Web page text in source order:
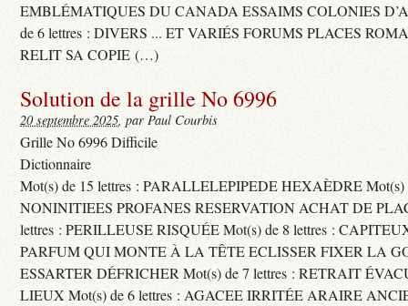
EMBLÉMATIQUES DU CANADA ESSAIMS COLONIES
de 6 lettres : DIVERS ... ET VARIÉS FORUMS PLACES
RELIT SA COPIE (…)
Solution de la grille No 6996
20 septembre 2025, par Paul Courbis
Grille No 6996 Difficile
Dictionnaire
Mot(s) de 15 lettres : PARALLELEPIPEDE HEXAÈDRE Mot(s)
NONINITIEES PROFANES RESERVATION ACHAT DE
lettres : PERILLEUSE RISQUÉE Mot(s) de 8 lettres :
PARFUM QUI MONTE À LA TÊTE ECLISSER FIXER LA
ESSARTER DÉFRICHER Mot(s) de 7 lettres : RETRAIT
LIEUX Mot(s) de 6 lettres : AGACEE IRRITÉE ARAIRE